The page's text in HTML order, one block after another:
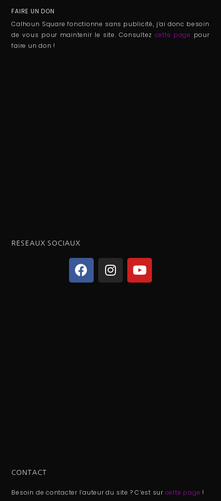
FAIRE UN DON
Calhoun Square fonctionne sans publicité, j’ai donc besoin
de vous pour maintenir le site. Consultez cette page pour
faire un don !
RESEAUX SOCIAUX
CONTACT
Besoin de contacter l’auteur du site ? C’est sur cette page !